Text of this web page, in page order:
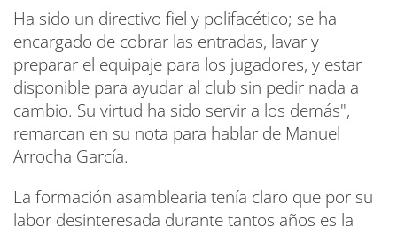
Ha sido un directivo fiel y polifacético; se ha
encargado de cobrar las entradas, lavar y
preparar el equipaje para los jugadores, y estar
disponible para ayudar al club sin pedir nada a
cambio. Su virtud ha sido servir a los demás",
remarcan en su nota para hablar de Manuel
Arrocha García.
La formación asamblearia tenía claro que por su
labor desinteresada durante tantos años es la